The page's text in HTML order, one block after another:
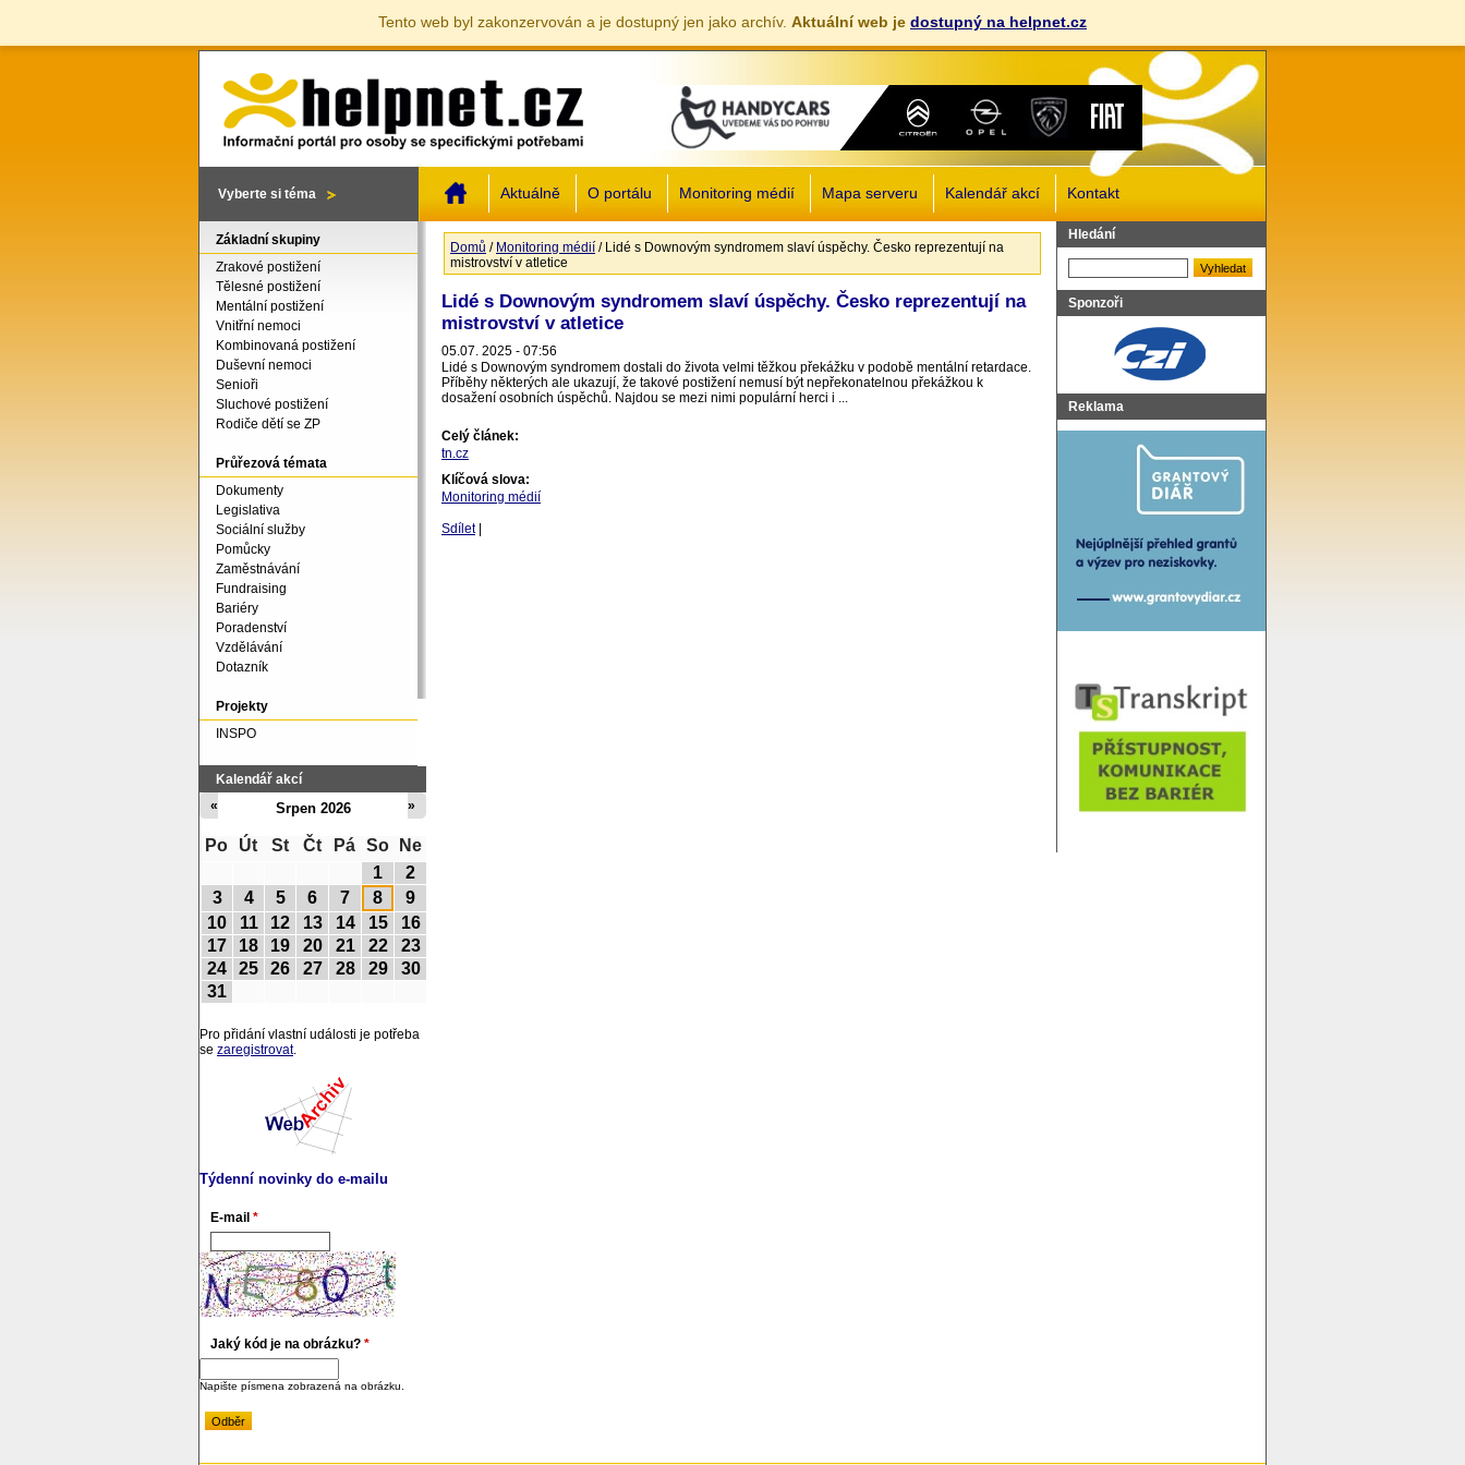
Tento web byl zakonzervován a je dostupný jen jako archív. Aktuální web je dostupný na helpnet.cz
Vyberte si téma Aktuálně O portálu Monitoring médií Mapa serveru Kalendář akcí Kontakt
Jste zde
Domů / Monitoring médií / Lidé s Downovým syndromem slaví úspěchy. Česko reprezentují na
mistrovství v atletice
Lidé s Downovým syndromem slaví úspěchy. Česko reprezentují na
mistrovství v atletice
05.07. 2025 - 07:56
Lidé s Downovým syndromem dostali do života velmi těžkou překážku v podobě mentální retardace.
Příběhy některých ale ukazují, že takové postižení nemusí být nepřekonatelnou překážkou k
dosažení osobních úspěchů. Najdou se mezi nimi populární herci i ...
Celý článek:
tn.cz
Klíčová slova:
Monitoring médií
Sdílet
Základní skupiny
Zrakové postižení
Tělesné postižení
Mentální postižení
Vnitřní nemoci
Kombinovaná postižení
Duševní nemoci
Senioři
Sluchové postižení
Rodiče dětí se ZP
Průřezová témata
Dokumenty
Legislativa
Sociální služby
Pomůcky
Zaměstnávání
Fundraising
Bariéry
Poradenství
Vzdělávání
Dotazník
Projekty
INSPO
Kalendář akcí
Srpen 2026
« »
Po Út St Čt Pá So
Ne
1
2
3
4 5 6 7 8
9
10
11 12 13 14 15
16
17
18 19 20 21 22
23
24
25 26 27 28 29
30
31
Pro přidání vlastní události je potřeba
se zaregistrovat.
Týdenní novinky do e-mailu
E-mail *
Jaký kód je na obrázku? *
Napište písmena zobrazená na obrázku.
Hledání
Sponzoři
Reklama